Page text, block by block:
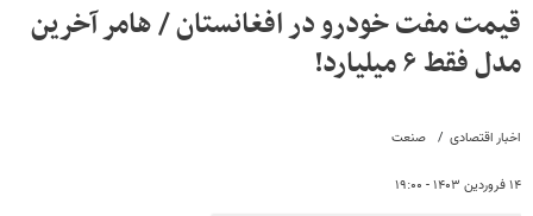
اخبار اقتصادی صنعت
۱۴ فروردین ۱۴۰۳ - ۱۹:۰۰
قیمت مفت خودرو در افغانستان / هامر آخرین
مدل فقط ۶ میلیارد!